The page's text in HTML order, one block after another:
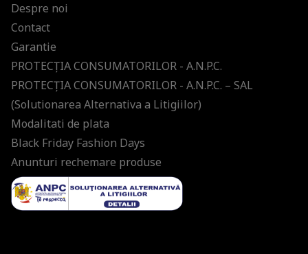
Despre noi
Contact
Garantie
PROTECŢIA CONSUMATORILOR - A.N.P.C.
PROTECŢIA CONSUMATORILOR - A.N.P.C. – SAL
(Solutionarea Alternativa a Litigiilor)
Modalitati de plata
Black Friday Fashion Days
Anunturi rechemare produse